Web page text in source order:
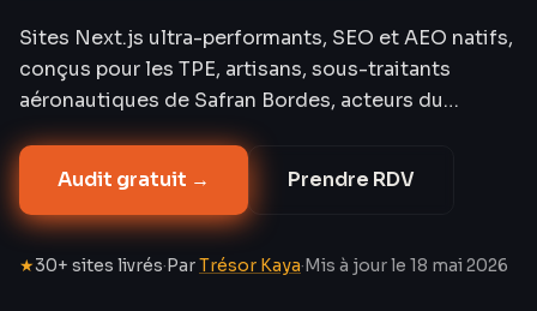
Sites Next.js ultra-performants, SEO et AEO natifs,
conçus pour les TPE, artisans, sous-traitants
aéronautiques de Safran Bordes, acteurs du
tourisme pyrénéen et de la culture béarnaise,
restaurateurs du Marché des Halles et PME de la
Communauté d’Agglomération Pau Béarn
Pyrénées. Tarifs transparents, PageSpeed 95+
garanti — là où WordPress et les CMS locaux
Audit gratuit → Prendre RDV
★30+ sites livrés·ParTrésor Kaya·Mis à jour le 18 mai 2026